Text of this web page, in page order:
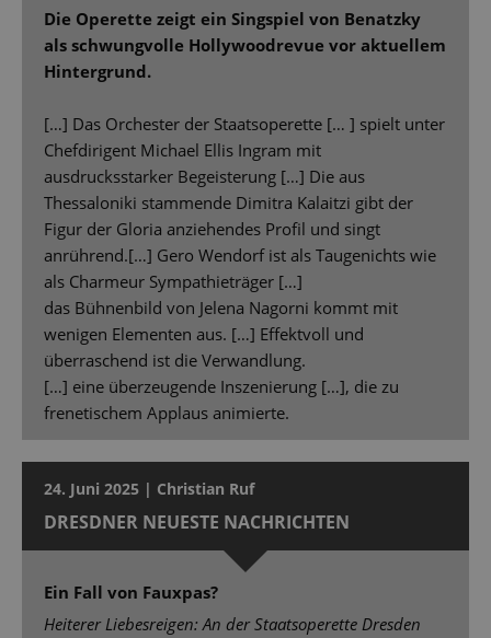
Die Operette zeigt ein Singspiel von Benatzky
als schwungvolle Hollywoodrevue vor aktuellem
Hintergrund.
[…] Das Orchester der Staatsoperette [… ] spielt unter
Chefdirigent Michael Ellis Ingram mit
ausdrucksstarker Begeisterung […] Die aus
Thessaloniki stammende Dimitra Kalaitzi gibt der
Figur der Gloria anziehendes Profil und singt
anrührend.[…] Gero Wendorf ist als Taugenichts wie
als Charmeur Sympathieträger […]
das Bühnenbild von Jelena Nagorni kommt mit
wenigen Elementen aus. […] Effektvoll und
überraschend ist die Verwandlung.
[…] eine überzeugende Inszenierung […], die zu
frenetischem Applaus animierte.
24. Juni 2025 | Christian Ruf
DRESDNER NEUESTE NACHRICHTEN
Ein Fall von Fauxpas?
Heiterer Liebesreigen: An der Staatsoperette Dresden